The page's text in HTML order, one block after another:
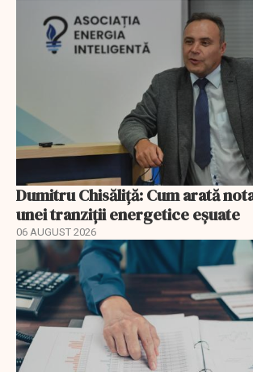
Dumitru Chisăliță: Cum arată
unei tranziții energetice eșuate
06 AUGUST 2026